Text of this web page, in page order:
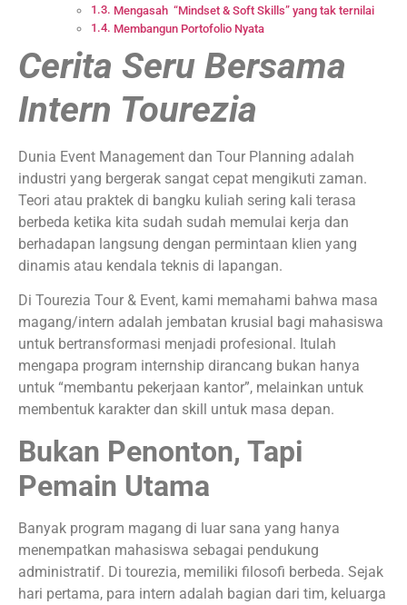
Mengasah “Mindset & Soft Skills” yang tak ternilai
Membangun Portofolio Nyata
Cerita Seru Bersama
Intern Tourezia
Dunia Event Management dan Tour Planning adalah
industri yang bergerak sangat cepat mengikuti zaman.
Teori atau praktek di bangku kuliah sering kali terasa
berbeda ketika kita sudah sudah memulai kerja dan
berhadapan langsung dengan permintaan klien yang
dinamis atau kendala teknis di lapangan.
Di Tourezia Tour & Event, kami memahami bahwa masa
magang/intern adalah jembatan krusial bagi mahasiswa
untuk bertransformasi menjadi profesional. Itulah
mengapa program internship dirancang bukan hanya
untuk “membantu pekerjaan kantor”, melainkan untuk
membentuk karakter dan skill untuk masa depan.
Bukan Penonton, Tapi
Pemain Utama
Banyak program magang di luar sana yang hanya
menempatkan mahasiswa sebagai pendukung
administratif. Di tourezia, memiliki filosofi berbeda. Sejak
hari pertama, para intern adalah bagian dari tim, keluarga